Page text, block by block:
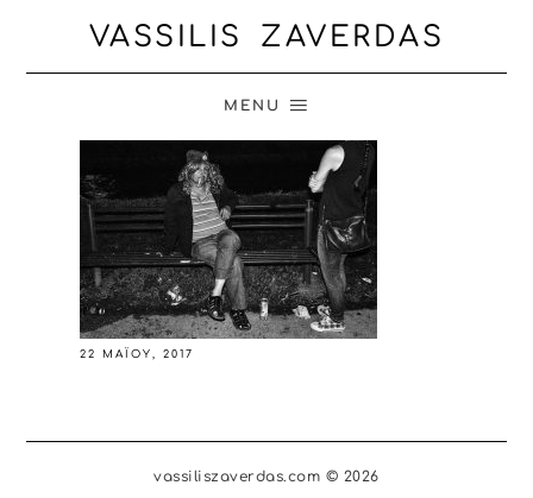
VASSILIS ZAVERDAS
MENU
22 ΜΑΪ́ΟΥ, 2017
vassiliszaverdas.com © 2026